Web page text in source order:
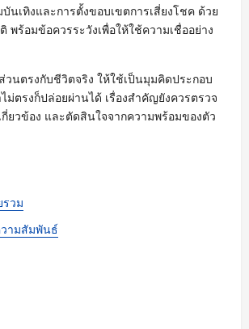
นเทิงและการตั้งขอบเขตการเสี่ยงโชค ด้วย
พร้อมข้อควรระวังเพื่อให้ใช้ความเชื่ออย่าง
วนตรงกับชีวิตจริง ให้ใช้เป็นมุมคิดประกอบ
ม่ตรงก็ปล่อยผ่านได้ เรื่องสำคัญยังควรตรวจ
ยวข้อง และตัดสินใจจากความพร้อมของตัว
วม
ามสัมพันธ์